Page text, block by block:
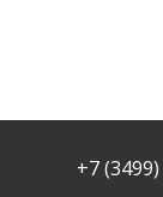
+7